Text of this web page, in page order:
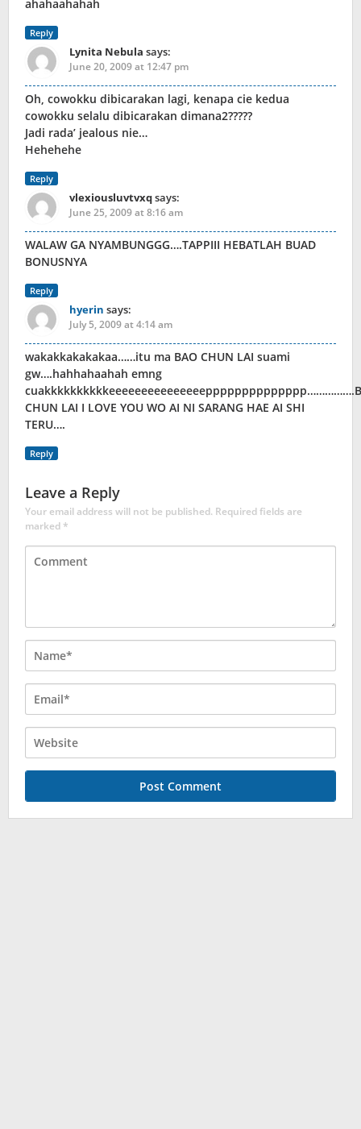
ahahaahahah
Reply
Lynita Nebula says:
June 20, 2009 at 12:47 pm
Oh, cowokku dibicarakan lagi, kenapa cie kedua
cowokku selalu dibicarakan dimana2?????
Jadi rada’ jealous nie…
Hehehehe
Reply
vlexiousluvtvxqsays:
June 25, 2009 at 8:16 am
WALAW GA NYAMBUNGGG….TAPPIII HEBATLAH BUAD
BONUSNYA
Reply
hyerin says:
July 5, 2009 at 4:14 am
wakakkakakakaa……itu ma BAO CHUN LAI suami
gw….hahhahaahah emng
CHUN LAI I LOVE YOU WO AI NI SARANG HAE AI SHI
TERU….
Reply
Leave a Reply
Your email address will not be published. Required fields are
marked*